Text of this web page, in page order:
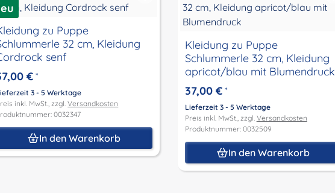
zu Puppe
32 cm, Kleidung
senf
€ *
3 - 5 Werktage
inkl. MwSt., zzgl.Versandkosten
0032347
In den Warenkorb
Kleidung zu Puppe
Schlummerle 32 cm, Kleidung
apricot/blau mit Blumendruck
37,00 €*
Lieferzeit 3 - 5 Werktage
Preis inkl. MwSt., zzgl. Versandkosten
Produktnummer: 0032509
In den Warenkorb